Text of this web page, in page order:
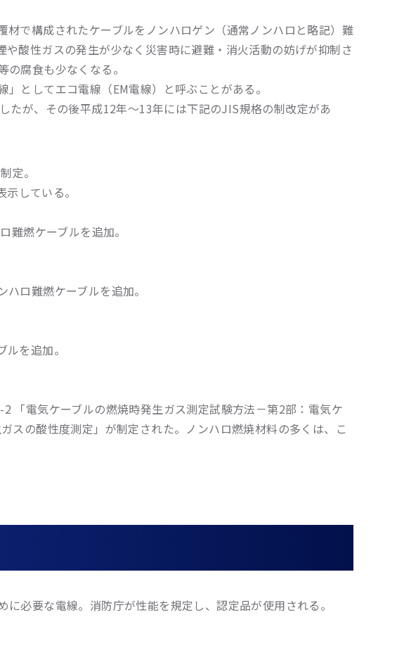
で構成されたケーブルをノンハロゲン（通常ノンハロと略記）難
酸性ガスの発生が少なく災害時に避難・消火活動の妨げが抑制さ
腐食も少なくなる。
としてエコ電線（EM電線）と呼ぶことがある。
たが、その後平成12年～13年には下記のJIS規格の制改定があ
定。
している。
燃ケーブルを追加。
ロ難燃ケーブルを追加。
を追加。
「電気ケーブルの燃焼時発生ガス測定試験方法－第2部：電気ケ
スの酸性度測定」が制定された。ノンハロ燃焼材料の多くは、こ
必要な電線。消防庁が性能を規定し、認定品が使用される。